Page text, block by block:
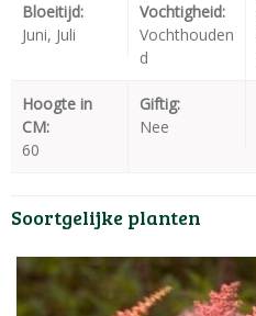
Bloeitijd:
Juni, Juli
Vochtigheid:
Vochthouden
d
Hoogte in
CM:
60
Giftig:
Nee
Soortgelijke planten